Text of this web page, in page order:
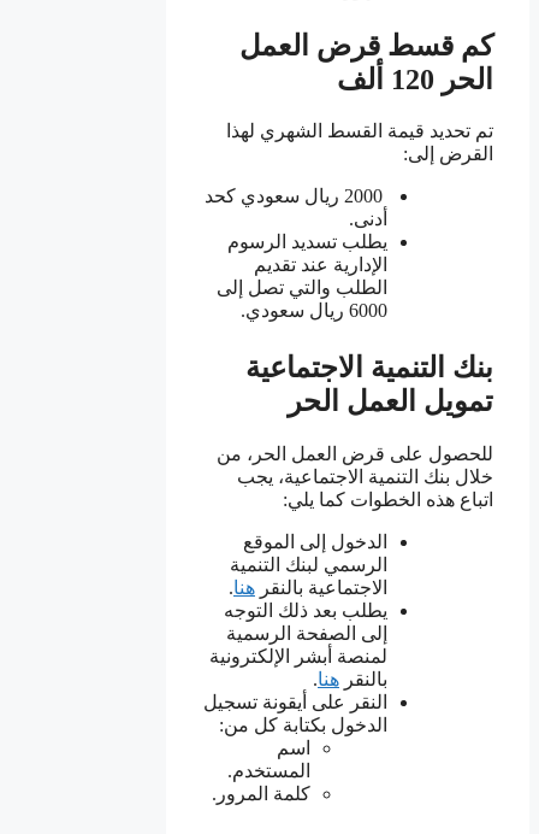
كم قسط قرض العمل
الحر 120 ألف
تم تحديد قيمة القسط الشهري لهذا
القرض إلى:
2000 ريال سعودي كحد
أدنى.
يطلب تسديد الرسوم
الإدارية عند تقديم
الطلب والتي تصل إلى
6000 ريال سعودي.
بنك التنمية الاجتماعية
تمويل العمل الحر
للحصول على قرض العمل الحر، من
خلال بنك التنمية الاجتماعية، يجب
اتباع هذه الخطوات كما يلي:
الدخول إلى الموقع
الرسمي لبنك التنمية
الاجتماعية بالنقر هنا.
يطلب بعد ذلك التوجه
إلى الصفحة الرسمية
لمنصة أبشر الإلكترونية
بالنقر هنا.
النقر على أيقونة تسجيل
الدخول بكتابة كل من:
اسم
المستخدم.
كلمة المرور.